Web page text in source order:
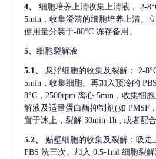
4、 细胞培养上清收集上清液，
2-
5min，收集澄清的细胞培养上清。
使用量分装于-80°C 冻存备用。
5、 细胞裂解液
5.1、 悬浮细胞的收集及裂解：
2-
5min，收集细胞。再加入预冷的
8°C，2500rpm 离心 5min，收集细
解液及适量蛋白酶抑制剂(如 PMSF
置于冰上，裂解 30min-1h , 或者配
5.2、
贴壁细胞的收集及裂解：吸走
PBS 洗三次。加入 0.5-1ml 细胞裂